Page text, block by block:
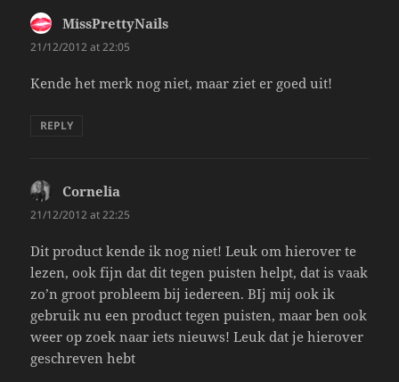
MissPrettyNails
21/12/2012 at 22:05
Kende het merk nog niet, maar ziet er goed uit!
REPLY
Cornelia
21/12/2012 at 22:25
Dit product kende ik nog niet! Leuk om hierover te
lezen, ook fijn dat dit tegen puisten helpt, dat is vaak
zo’n groot probleem bij iedereen. BIj mij ook ik
gebruik nu een product tegen puisten, maar ben ook
weer op zoek naar iets nieuws! Leuk dat je hierover
geschreven hebt